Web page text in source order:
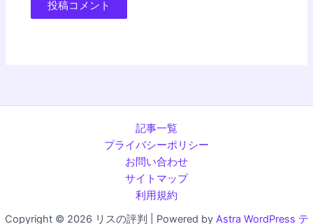
記事一覧
プライバシーポリシー
お問い合わせ
サイトマップ
利用規約
Copyright © 2026 リスの評判 | Powered by Astra WordPress テ